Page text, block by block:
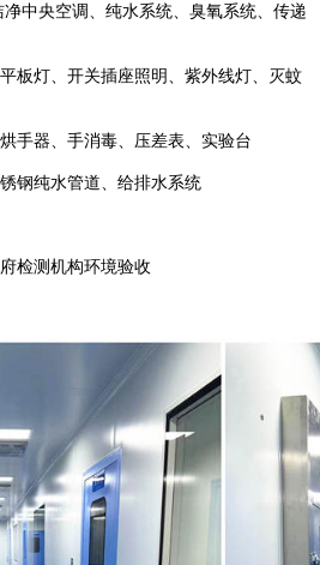
中央空调、纯水系统、臭氧系统、传递
板灯、开关插座照明、紫外线灯、灭蚊
手器、手消毒、压差表、实验台
钢纯水管道、给排水系统
检测机构环境验收